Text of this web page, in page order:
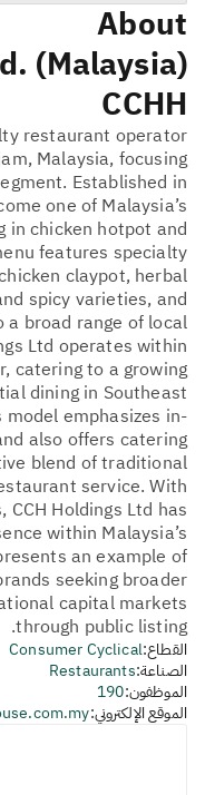
About
(Malaysia)
CCHH
restaurant operator
Malaysia, focusing
Established in
one of Malaysia’s
in chicken hotpot and
features specialty
claypot, herbal
spicy varieties, and
broad range of local
Ltd operates within
catering to a growing
dining in Southeast
model emphasizes in-
also offers catering
blend of traditional
service. With
Holdings Ltd has
within Malaysia’s
an example of
seeking broader
capital markets
through public listing.
القطاع:Consumer Cyclical
الصناعة:Restaurants
الموظفون:190
الموقع الإلكتروني: